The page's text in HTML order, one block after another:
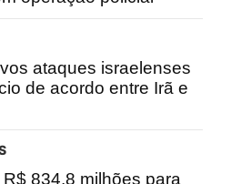
ataques israelenses
de acordo entre Irã e
834,8 milhões para